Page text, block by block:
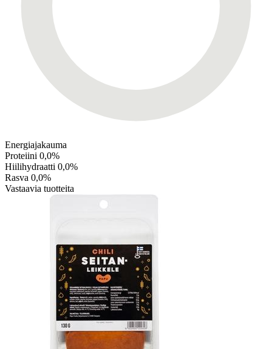
Energiajakauma
Proteiini 0,0%
Hiilihydraatti 0,0%
Rasva 0,0%
Vastaavia tuotteita